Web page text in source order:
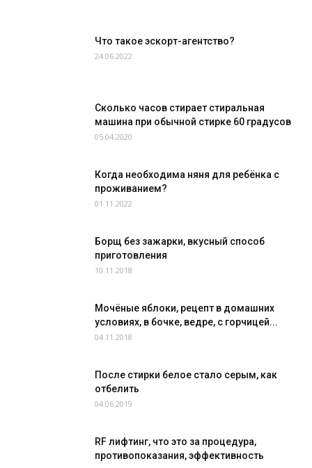
Что такое эскорт-агентство?
24.06.2022
Сколько часов стирает стиральная
машина при обычной стирке 60 градусов
05.04.2020
Когда необходима няня для ребёнка с
проживанием?
01.11.2022
Борщ без зажарки, вкусный способ
приготовления
10.11.2018
Мочёные яблоки, рецепт в домашних
условиях, в бочке, ведре, с горчицей...
04.11.2018
После стирки белое стало серым, как
отбелить
04.06.2019
RF лифтинг, что это за процедура,
противопоказания, эффективность